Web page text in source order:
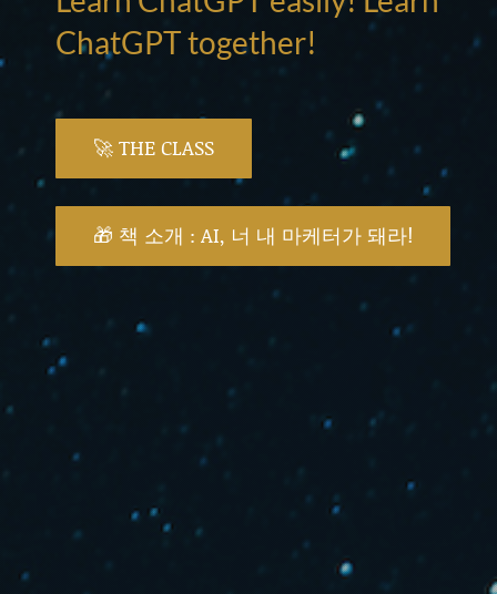
ChatGPT together!
🚀 THE CLASS
🎁 책 소개 : AI, 너 내 마케터가 돼라!